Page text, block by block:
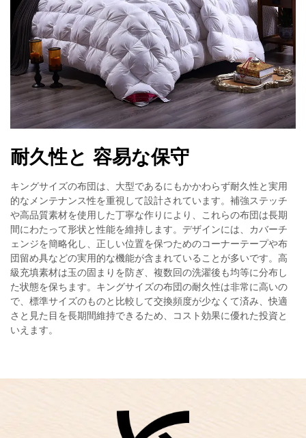
耐久性と 容易な保守
キングサイズの布団は、大型であるにもかかわらず耐久性と実用
的なメンテナンス性を重視して設計されています。補強ステッチ
や高品質素材を使用した丁寧な作りにより、これらの布団は長期
間にわたって形状と性能を維持します。デザインには、カバーチ
ェンジを簡略化し、正しい位置を保つためのコーナーテープや布
団留め具などの実用的な機能が含まれていることが多いです。高
級充填素材は玉の固まりを防ぎ、複数回の洗濯後も均等に分布し
た状態を保ちます。キングサイズの布団の耐久性は非常に高いの
で、標準サイズのものと比較して交換頻度が少なくて済み、快適
さと見た目を長期間維持できるため、コスト効果に優れた投資と
いえます。